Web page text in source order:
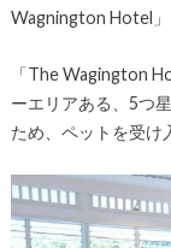
Wagnington Hotel」
「The Wagington
ーエリアある、5つ
ため、ペットを受け